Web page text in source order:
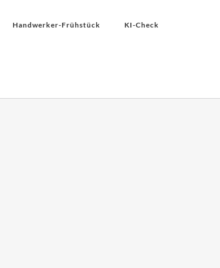
Handwerker-Frühstück KI-Check